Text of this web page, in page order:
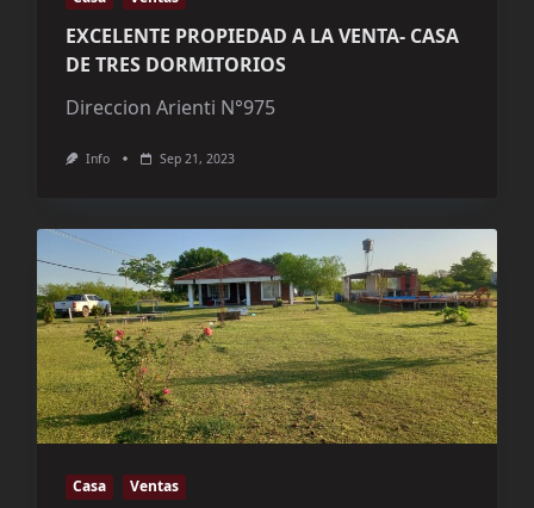
EXCELENTE PROPIEDAD A LA VENTA- CASA
DE TRES DORMITORIOS
Direccion Arienti N°975
Info Sep 21, 2023
Casa Ventas